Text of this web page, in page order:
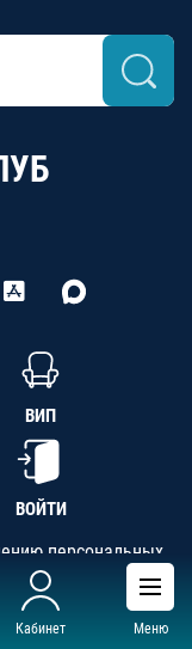
Кабинет Меню
ВИП
ВОЙТИ
персональных